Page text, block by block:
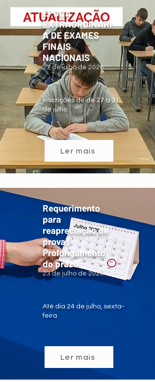
ÉPOCA
EXTRAORDINÁRI
A DE EXAMES
FINAIS
NACIONAIS
27 de julho de 2026
Inscrições de de 27 a 31
de julho
Ler mais
Requerimento
para
reapreciação de
prova |
Prolongamento
do prazo
23 de julho de 2026
Até dia 24 de julho, sexta-
feira
Ler mais